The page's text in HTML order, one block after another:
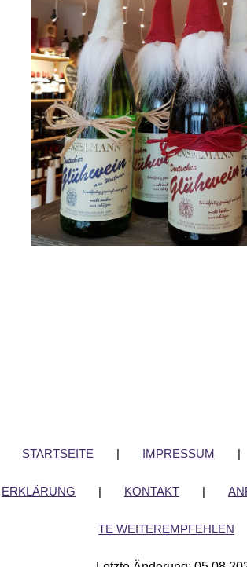
STARTSEITE | IMPRESSUM |
ERKLÄRUNG | KONTAKT |
TE WEITEREMPFEHLEN